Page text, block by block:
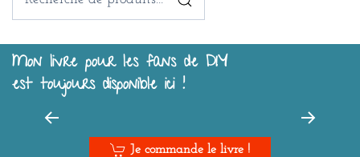
Mon livre pour les fans de DIY
est toujours disponible ici !
Je commande le livre !